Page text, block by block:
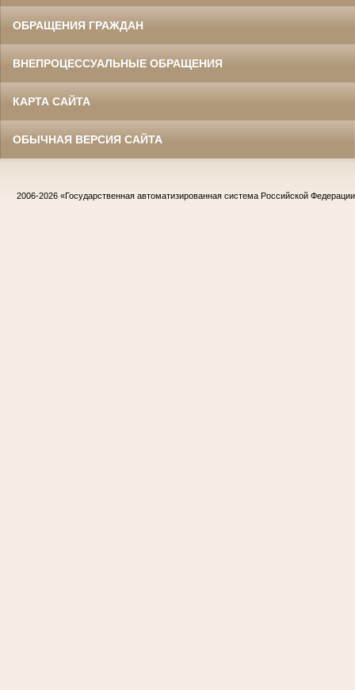
ОБРАЩЕНИЯ ГРАЖДАН
ВНЕПРОЦЕССУАЛЬНЫЕ ОБРАЩЕНИЯ
КАРТА САЙТА
ОБЫЧНАЯ ВЕРСИЯ САЙТА
2006-2026 «Государственная автоматизированная система Российской